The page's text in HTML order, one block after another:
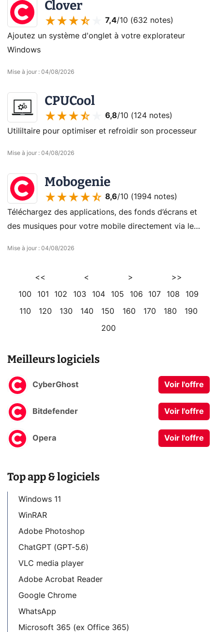
Clover
7,4/10 (632 notes)
Ajoutez un système d'onglet à votre explorateur
Windows
Mise à jour : 04/08/2026
CPUCool
6,8/10 (124 notes)
Utililtaire pour optimiser et refroidir son processeur
Mise à jour : 04/08/2026
Mobogenie
8,6/10 (1994 notes)
Téléchargez des applications, des fonds d’écrans et
des musiques pour votre mobile directement via le
Mise à jour : 04/08/2026
<< < > >>
100 101 102 103 104 105 106 107 108 109
110 120 130 140 150 160 170 180 190
200
Meilleurs logiciels
CyberGhost Voir l'offre
Bitdefender Voir l'offre
Opera Voir l'offre
Top app & logiciels
Windows 11
WinRAR
Adobe Photoshop
ChatGPT (GPT-5.6)
VLC media player
Adobe Acrobat Reader
Google Chrome
WhatsApp
Microsoft 365 (ex Office 365)